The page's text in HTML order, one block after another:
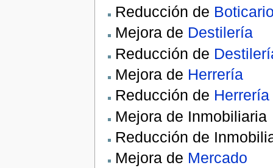
Reducción de
Mejora de Destilería
Reducción de
Mejora de Herrería
Reducción de Herrería
Mejora de Inmobiliaria
Reducción de
Mejora de Mercado